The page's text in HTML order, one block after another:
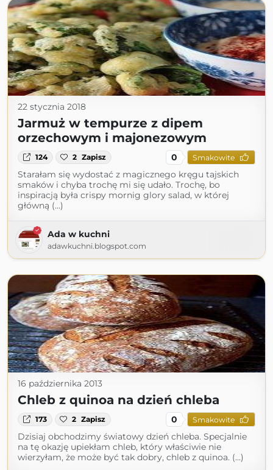
22 stycznia 2018
Jarmuż w tempurze z dipem
orzechowym i majonezowym
124 2 Zapisz 0 Smakowite
Starałam się wydostać z magicznego kręgu tajskich
smaków i chyba trochę mi się udało. Trochę, bo
inspiracją była crispy mornig glory salad, w której
główną (...)
Ada w kuchni
adawkuchni.blogspot.com
16 października 2013
Chleb z quinoa na dzień chleba
173 2 Zapisz 0 Smakowite
Dzisiaj obchodzimy światowy dzień chleba. Specjalnie
na tę okazję upiekłam chleb, który właściwie nie
wierzyłam, że może być tak dobry, chleb z quinoa. (...)